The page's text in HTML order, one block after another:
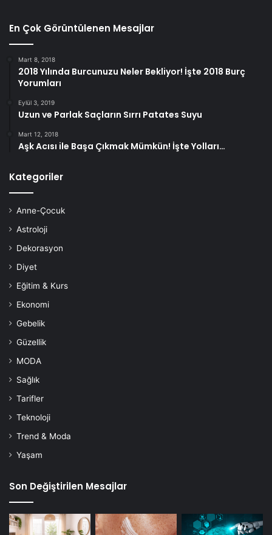
En Çok Görüntülenen Mesajlar
Mart 8, 2018
2018 Yılında Burcunuzu Neler Bekliyor! İşte 2018 Burç
Yorumları
Eylül 3, 2019
Uzun ve Parlak Saçların Sırrı Patates Suyu
Mart 12, 2018
Aşk Acısı ile Başa Çıkmak Mümkün! İşte Yolları…
Kategoriler
Anne-Çocuk
Astroloji
Dekorasyon
Diyet
Eğitim & Kurs
Ekonomi
Gebelik
Güzellik
MODA
Sağlık
Tarifler
Teknoloji
Trend & Moda
Yaşam
Son Değiştirilen Mesajlar